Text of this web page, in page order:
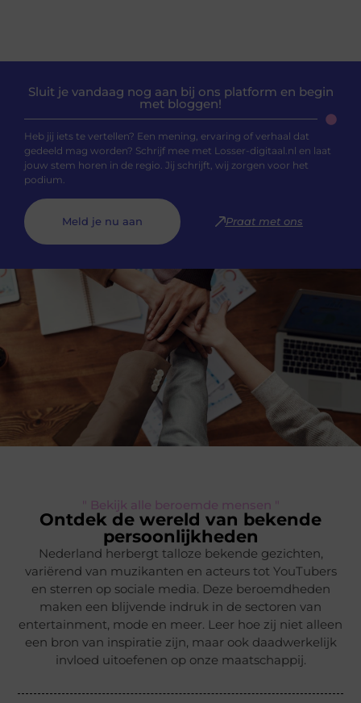
Sluit je vandaag nog aan bij ons platform en begin
met bloggen!
Heb jij iets te vertellen? Een mening, ervaring of verhaal dat
gedeeld mag worden? Schrijf mee met Losser-digitaal.nl en laat
jouw stem horen in de regio. Jij schrijft, wij zorgen voor het
podium.
Meld je nu aan Praat met ons
" Bekijk alle beroemde mensen "
Ontdek de wereld van bekende
persoonlijkheden
Nederland herbergt talloze bekende gezichten,
variërend van muzikanten en acteurs tot YouTubers
en sterren op sociale media. Deze beroemdheden
maken een blijvende indruk in de sectoren van
entertainment, mode en meer. Leer hoe zij niet alleen
een bron van inspiratie zijn, maar ook daadwerkelijk
invloed uitoefenen op onze maatschappij.